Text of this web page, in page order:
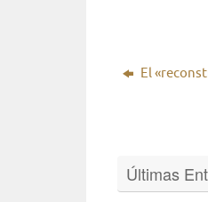
El
Últimas